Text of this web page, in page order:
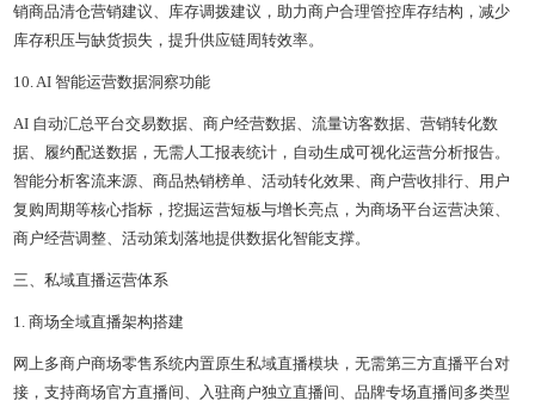
销商品清仓营销建议、库存调拨建议，助力商户合理管控库存结构，减少
库存积压与缺货损失，提升供应链周转效率。
10. AI 智能运营数据洞察功能
AI 自动汇总平台交易数据、商户经营数据、流量访客数据、营销转化数
据、履约配送数据，无需人工报表统计，自动生成可视化运营分析报告。
智能分析客流来源、商品热销榜单、活动转化效果、商户营收排行、用户
复购周期等核心指标，挖掘运营短板与增长亮点，为商场平台运营决策、
商户经营调整、活动策划落地提供数据化智能支撑。
三、私域直播运营体系
1. 商场全域直播架构搭建
网上多商户商场零售系统内置原生私域直播模块，无需第三方直播平台对
接，支持商场官方直播间、入驻商户独立直播间、品牌专场直播间多类型